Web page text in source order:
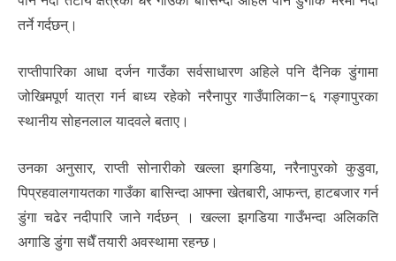
तर्ने गर्दछन्।
राप्तीपारिका आधा दर्जन गाउँका सर्वसाधारण अहिले पनि दैनिक डुंगामा
जोखिमपूर्ण यात्रा गर्न बाध्य रहेको नरैनापुर गाउँपालिका–६ गङ्गापुरका
स्थानीय सोहनलाल यादवले बताए।
उनका अनुसार, राप्ती सोनारीको खल्ला झगडिया, नरैनापुरको कुडुवा,
पिप्रहवालगायतका गाउँका बासिन्दा आफ्ना खेतबारी, आफन्त, हाटबजार गर्न
डुंगा चढेर नदीपारि जाने गर्दछन् । खल्ला झगडिया गाउँभन्दा अलिकति
अगाडि डुंगा सधैँ तयारी अवस्थामा रहन्छ।